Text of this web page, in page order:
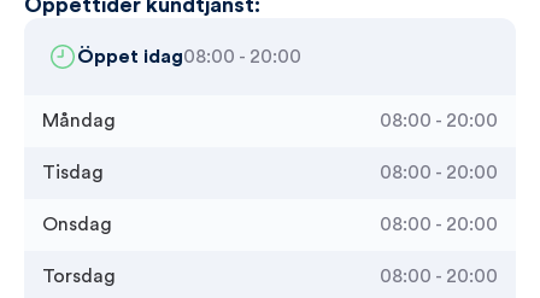
Öppettider kundtjänst:
Öppet idag08:00 - 20:00
Måndag 08:00 - 20:00
Tisdag 08:00 - 20:00
Onsdag 08:00 - 20:00
Torsdag 08:00 - 20:00